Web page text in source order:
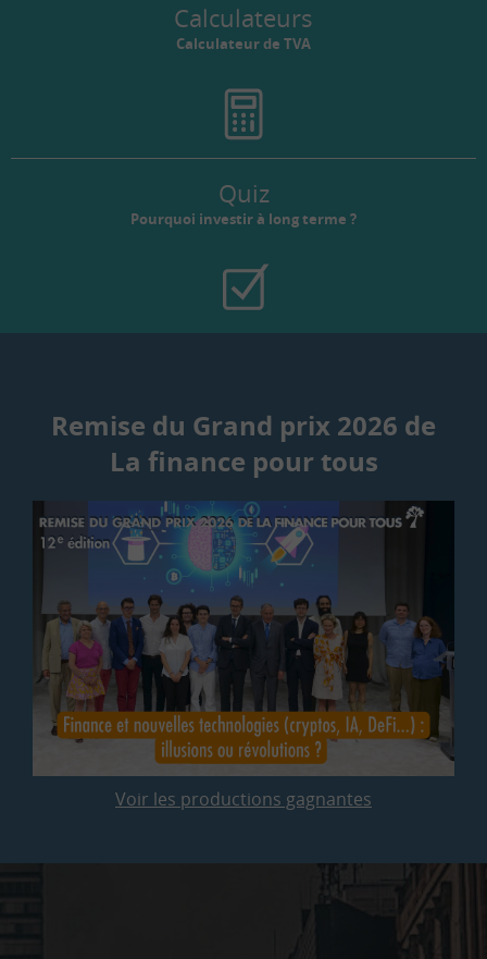
Calculateurs
Calculateur de TVA
Quiz
Pourquoi investir à long terme ?
Remise du Grand prix 2026 de
La finance pour tous
Voir les productions gagnantes